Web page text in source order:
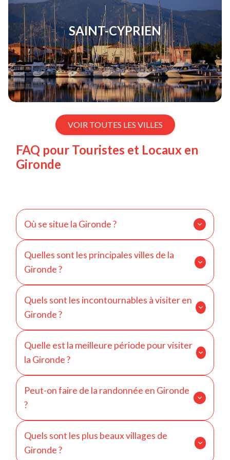
SAINT-CYPRIEN
VOIR TOUTES LES VILLES
FAQ pour Touristes et Locaux en
Gironde
Où se situe la Gironde ?
en région Nouvelle-Aquitaine, le long de l’océan
Atlantique.
Quelles sont les principales villes de la
Gironde ?
principales villes du département.
Quels sont les incontournables à visiter en
Gironde ?
d’Arcachon et Saint-Émilion font partie des sites
incontournables.
Quelle est la meilleure période pour visiter
la Gironde ?
littoral, des plages et des vignobles.
Peut-on faire de la randonnée en Gironde
?
landaises et autour du bassin d’Arcachon.
Quels sont les plus beaux villages de
Gironde ?